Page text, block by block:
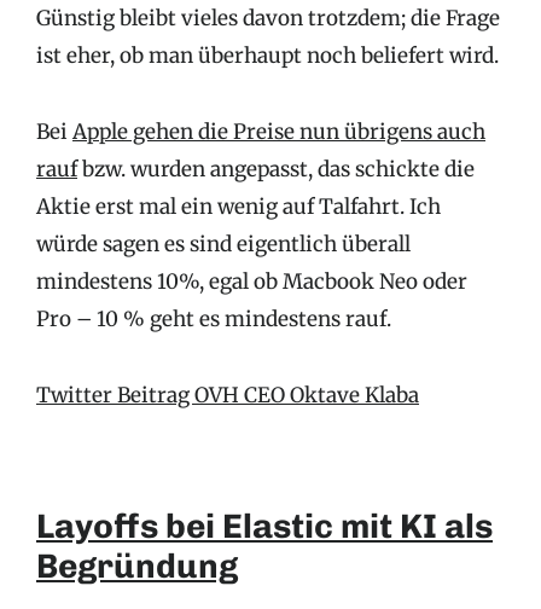
Günstig bleibt vieles davon trotzdem; die Frage
ist eher, ob man überhaupt noch beliefert wird.
Bei Apple gehen die Preise nun übrigens auch
raufbzw. wurden angepasst, das schickte die
Aktie erst mal ein wenig auf Talfahrt. Ich
würde sagen es sind eigentlich überall
mindestens 10%, egal ob Macbook Neo oder
Pro – 10 % geht es mindestens rauf.
Twitter Beitrag OVH CEO Oktave Klaba
Layoffs bei Elastic mit KI als
Begründung